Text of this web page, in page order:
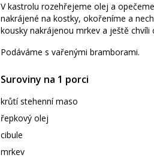
V kastrolu rozehřejeme olej a
nakrájené na kostky, okořeníme a
kousky nakrájenou mrkev a ještě
Podáváme s vařenými bramborami.
Suroviny na 1 porci
krůtí stehenní maso
řepkový olej
cibule
mrkev